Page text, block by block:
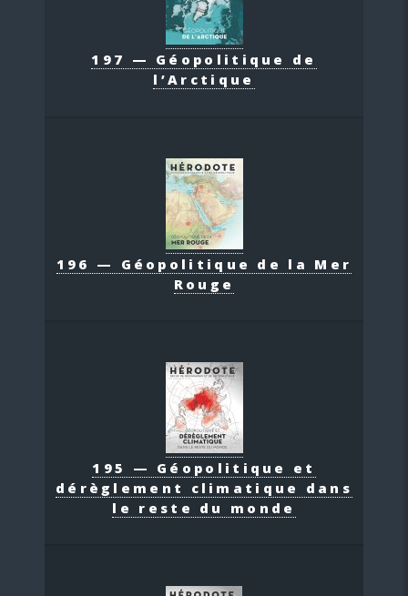
197 — Géopolitique de
l’Arctique
196 — Géopolitique de la Mer
Rouge
195 — Géopolitique et
dérèglement climatique dans
le reste du monde